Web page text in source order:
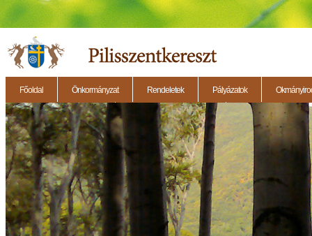
Főoldal Önkormányzat Rendeletek Pályázatok
2014.11.27. - Testületi ülés 2014.12.28. - Testületi ülés 2014.11.13. - Testületi